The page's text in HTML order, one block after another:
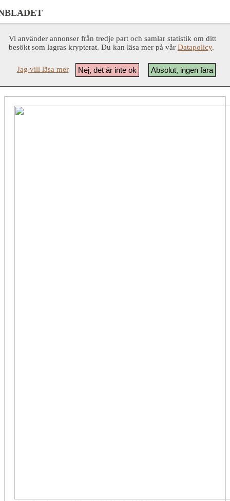
Vi använder annonser från tredje part och samlar statistik om ditt
besökt som lagras krypterat. Du kan läsa mer på vår Datapolicy.
Absolut, ingen fara
Nej, det är inte ok
Jag vill läsa mer